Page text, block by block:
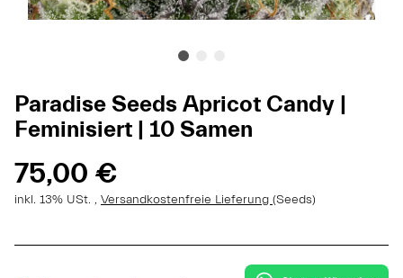
Paradise Seeds Apricot Candy |
Feminisiert | 10 Samen
75,00 €
inkl. 13% USt. , Versandkostenfreie Lieferung (Seeds)